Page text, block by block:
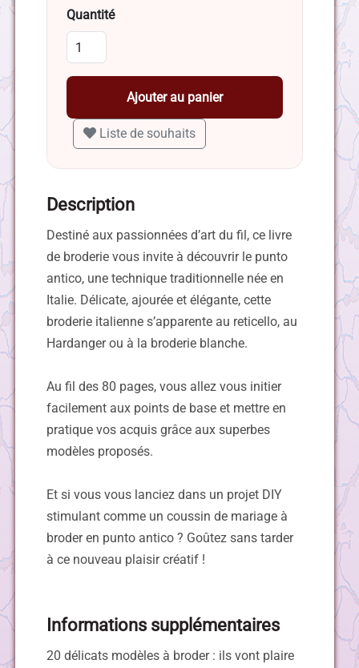
Quantité
Ajouter au panier
Liste de souhaits
Description
Destiné aux passionnées d’art du fil, ce livre
de broderie vous invite à découvrir le punto
antico, une technique traditionnelle née en
Italie. Délicate, ajourée et élégante, cette
broderie italienne s’apparente au reticello, au
Hardanger ou à la broderie blanche.
Au fil des 80 pages, vous allez vous initier
facilement aux points de base et mettre en
pratique vos acquis grâce aux superbes
modèles proposés.
Et si vous vous lanciez dans un projet DIY
stimulant comme un coussin de mariage à
broder en punto antico ? Goûtez sans tarder
à ce nouveau plaisir créatif !
Informations supplémentaires
20 délicats modèles à broder : ils vont plaire